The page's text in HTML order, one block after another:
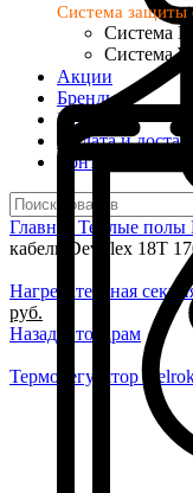
Система защиты
Система
Система
Акции
Бренды
Услуги
Оплата и
Контакты
Главная Теплые полы
кабель Deviflex 18T
Нагревательная
руб.
Назад к товарам
Терморегулятор
Нажмите, чтобы